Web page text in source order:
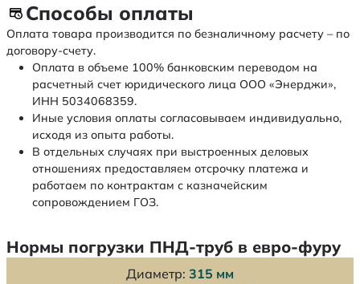
Способы оплаты
Оплата товара производится по безналичному расчету – по
договору-счету.
Оплата в объеме 100% банковским переводом на
расчетный счет юридического лица ООО «Энерджи»,
ИНН 5034068359.
Иные условия оплаты согласовываем индивидуально,
исходя из опыта работы.
В отдельных случаях при выстроенных деловых
отношениях предоставляем отсрочку платежа и
работаем по контрактам с казначейским
сопровождением ГОЗ.
Нормы погрузки ПНД-труб в евро-фуру
Диаметр: 315 мм